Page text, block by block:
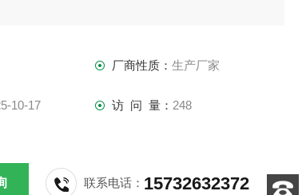
厂商性质： 生产厂家
10-17 访 问 量： 248
联系电话： 15732632372